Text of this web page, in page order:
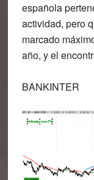
española
actividad, pero
marcado
año, y el
BANKINTER